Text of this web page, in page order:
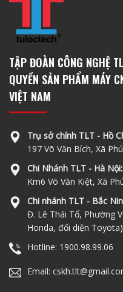
TẬP ĐOÀN CÔNG NGHỆ
QUYỀN SẢN PHẨM MÁY
VIỆT NAM
Trụ sở chính TLT - Hồ
197 Võ Văn Bích, Xã
Chi Nhánh TLT - Hà Nội:
Km6 Võ Văn Kiệt, Xã
Chi nhánh TLT - Bắc
Đ. Lê Thái Tổ, Phường
Honda, đối diện Toyota)
Hotline: 1900.98.99.06
Email: